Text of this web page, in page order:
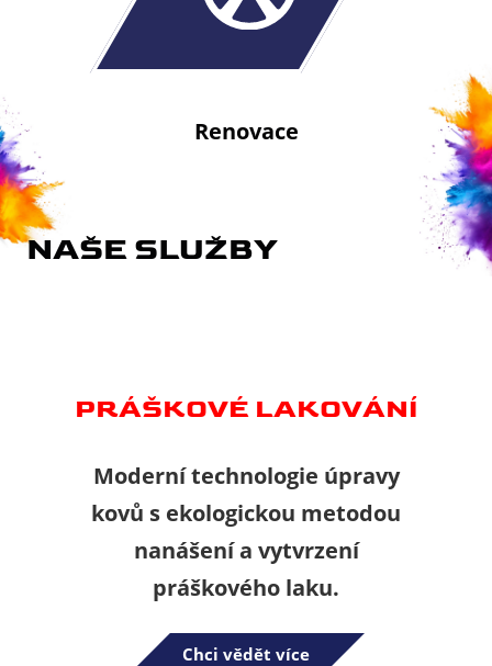
Renovace
NAŠE SLUŽBY
PRÁŠKOVÉ LAKOVÁNÍ
Moderní technologie úpravy
kovů s ekologickou metodou
nanášení a vytvrzení
práškového laku.
Chci vědět více